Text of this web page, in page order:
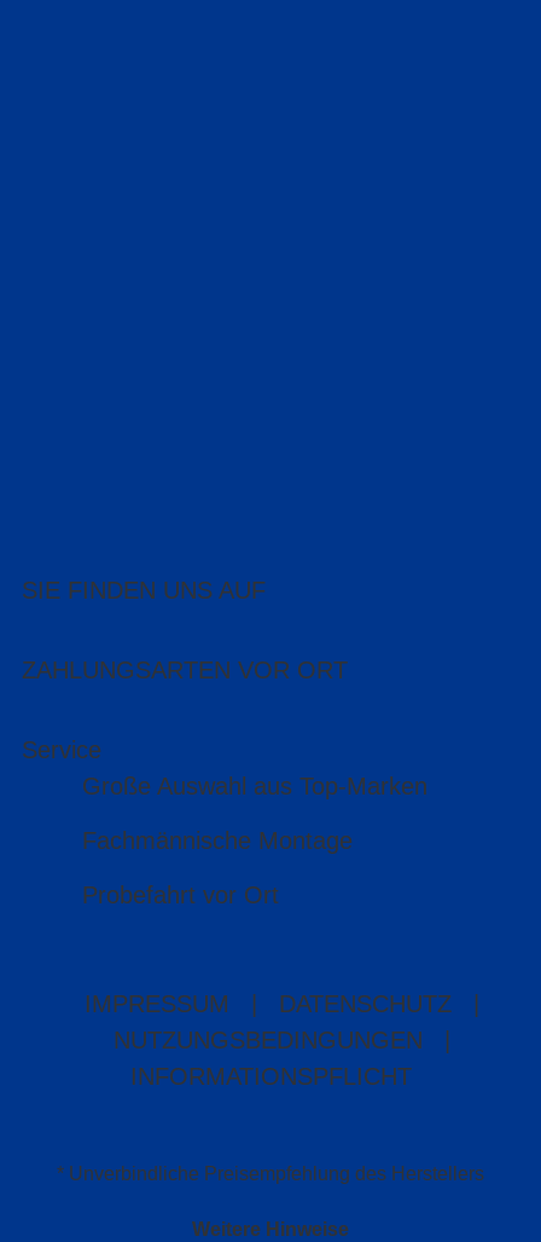
SIE FINDEN UNS AUF
ZAHLUNGSARTEN VOR ORT
Service
Große Auswahl aus Top-Marken
Fachmännische Montage
Probefahrt vor Ort
IMPRESSUM DATENSCHUTZ
NUTZUNGSBEDINGUNGEN
INFORMATIONSPFLICHT
* Unverbindliche Preisempfehlung des Herstellers
Weitere Hinweise